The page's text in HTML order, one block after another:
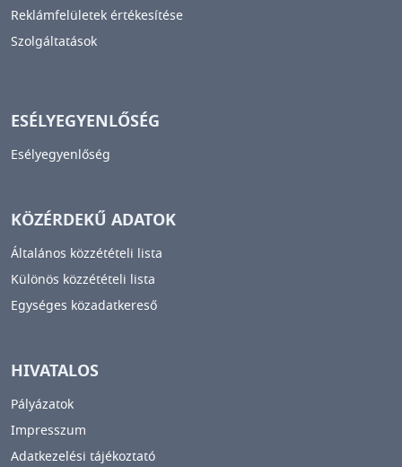
Reklámfelületek értékesítése
Szolgáltatások
ESÉLYEGYENLŐSÉG
Esélyegyenlőség
KÖZÉRDEKŰ ADATOK
Általános közzétételi lista
Különös közzétételi lista
Egységes közadatkereső
HIVATALOS
Pályázatok
Impresszum
Adatkezelési tájékoztató